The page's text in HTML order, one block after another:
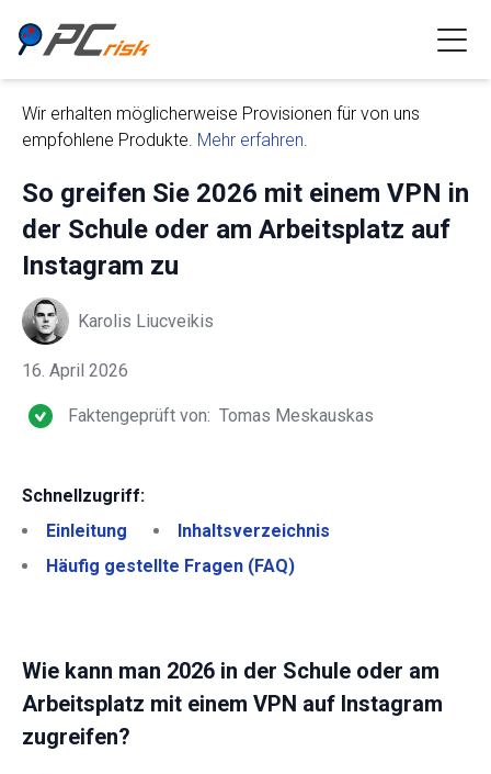
Wir erhalten möglicherweise Provisionen für von uns
empfohlene Produkte. Mehr erfahren.
So greifen Sie 2026 mit einem VPN in
der Schule oder am Arbeitsplatz auf
Instagram zu
Karolis Liucveikis
16. April 2026
Faktengeprüft von: Tomas Meskauskas
Schnellzugriff:
Einleitung
Inhaltsverzeichnis
Häufig gestellte Fragen (FAQ)
Wie kann man 2026 in der Schule oder am
Arbeitsplatz mit einem VPN auf Instagram
zugreifen?